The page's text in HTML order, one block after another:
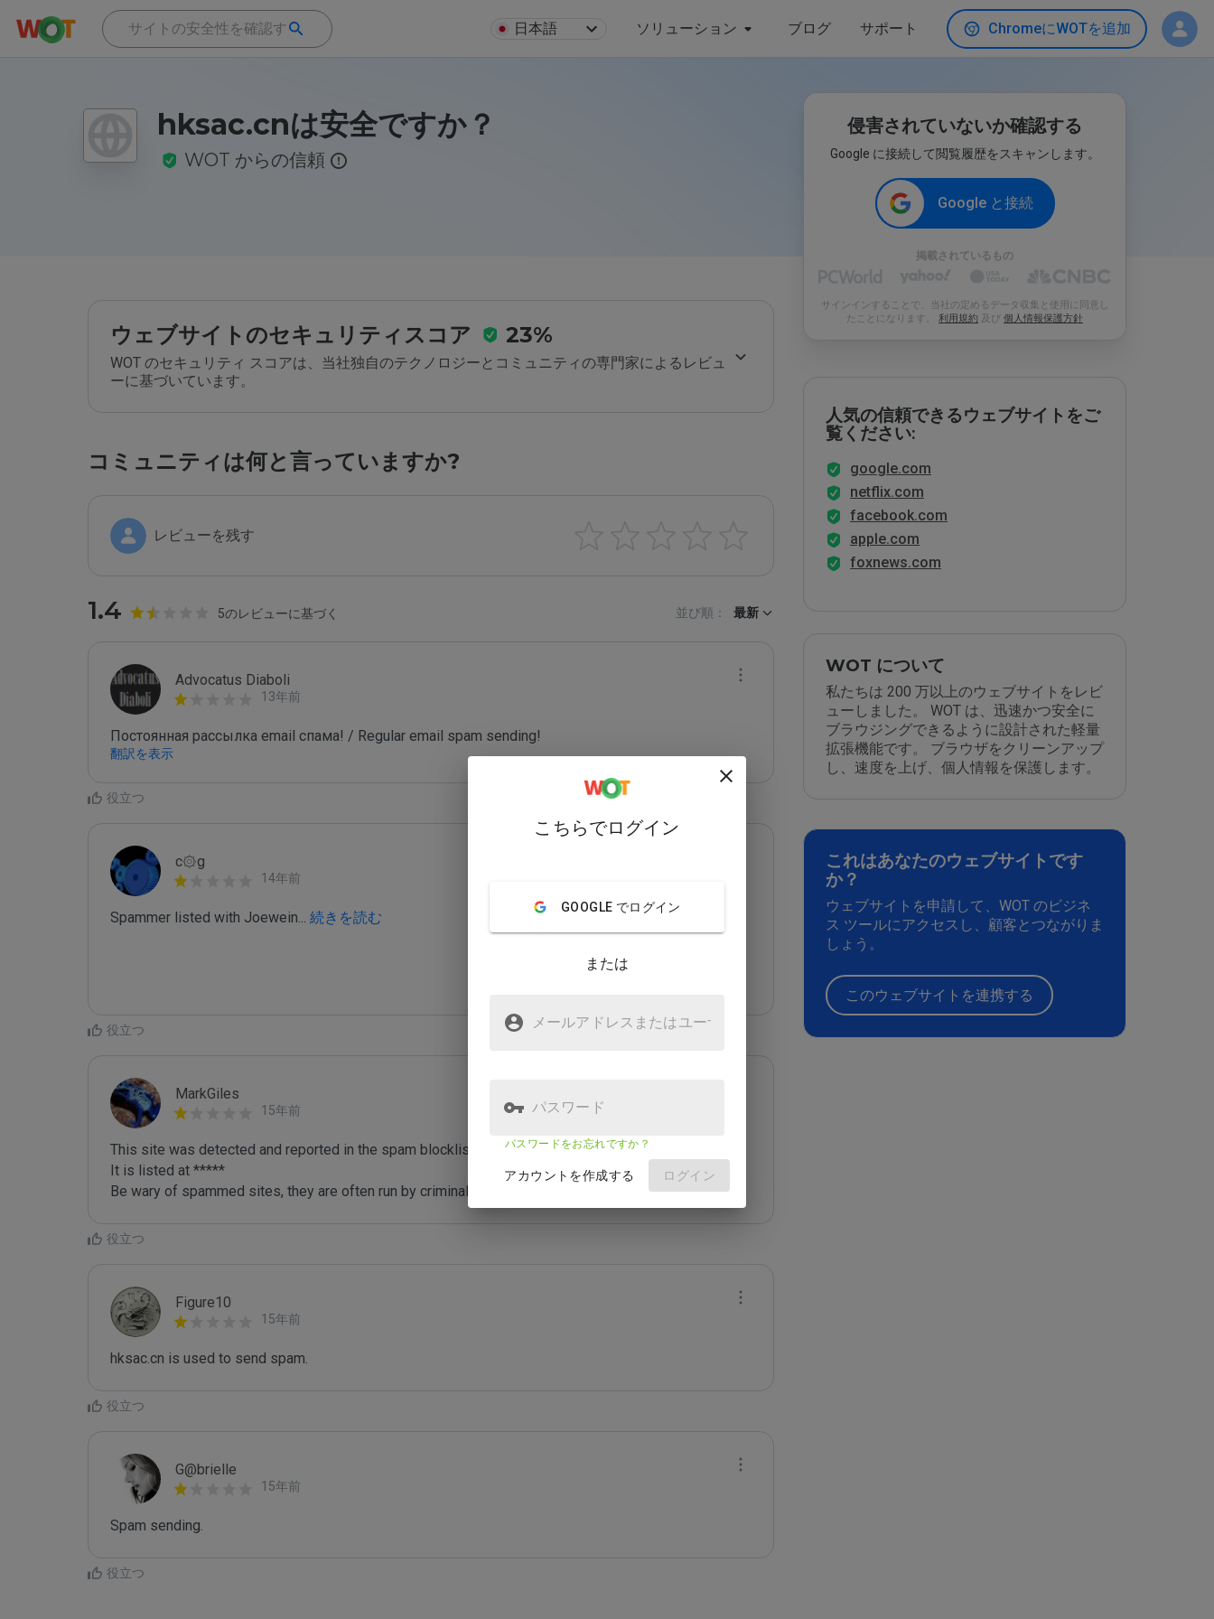
日本語 ソリューション ブログ サポート ChromeにWOTを追加
hksac.cnは安全ですか？
WOT からの信頼
ウェブサイトのセキュリティスコア 23%
WOT のセキュリティ スコアは、当社独自のテクノロジーとコミュニティの専門家によるレビュ
ーに基づいています。
コミュニティは何と言っていますか?
レビューを残す
1.4 5のレビューに基づく 並び順： 最新
Advocatus Diaboli
13年前
Постоянная рассылка email спама! / Regular email spam sending!
翻訳を表示
役立つ
c۞g
14年前
Spammer listed with Joewein... 続きを読む
役立つ
MarkGiles
15年前
This site was detected and reported in the spam blocklist maintained by Joe Wein.
It is listed at *****
Be wary of spammed sites, they are often run by criminals who are out to defraud you.
役立つ
Figure10
15年前
hksac.cn is used to send spam.
役立つ
G@brielle
15年前
Spam sending.
役立つ
侵害されていないか確認する
Google に接続して閲覧履歴をスキャンします。
Google と接続
掲載されているもの
サインインすることで、当社の定めるデータ収集と使用に同意し
たことになります。 利用規約 及び 個人情報保護方針
人気の信頼できるウェブサイトをご
覧ください:
google.com
netflix.com
facebook.com
apple.com
foxnews.com
WOT について
私たちは 200 万以上のウェブサイトをレビ
ューしました。 WOT は、迅速かつ安全に
ブラウジングできるように設計された軽量
拡張機能です。 ブラウザをクリーンアップ
し、速度を上げ、個人情報を保護します。
これはあなたのウェブサイトです
か？
ウェブサイトを申請して、WOT のビジネ
ス ツールにアクセスし、顧客とつながりま
しょう。
このウェブサイトを連携する
こちらでログイン
GOOGLE でログイン
または
メールアドレスまたはユーザ
名
パスワード
パスワードをお忘れですか？
アカウントを作成する ログイン